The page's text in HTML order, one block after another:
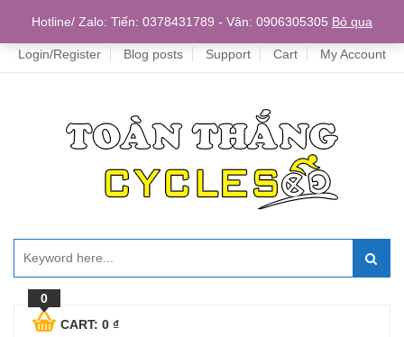
Home
Login/Register Blog posts Support Cart My Account
0
CART: 0 ₫
Hotline/ Zalo: Tiến: 0378431789 - Vân: 0906305305 Bỏ qua